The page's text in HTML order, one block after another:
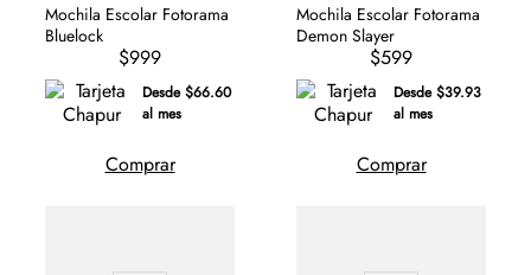
Mochila Escolar Fotorama
Bluelock
$999
Desde $66.60
al mes
Comprar
Mochila Escolar Fotorama
Demon Slayer
$599
Desde $39.93
al mes
Comprar